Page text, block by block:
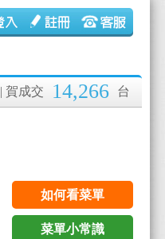
| 賀成交 14,266 台
如何看菜單
菜單小常識